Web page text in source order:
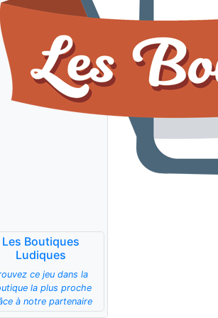
Les Boutiques
Ludiques
ce jeu dans la
la plus proche
à notre partenaire